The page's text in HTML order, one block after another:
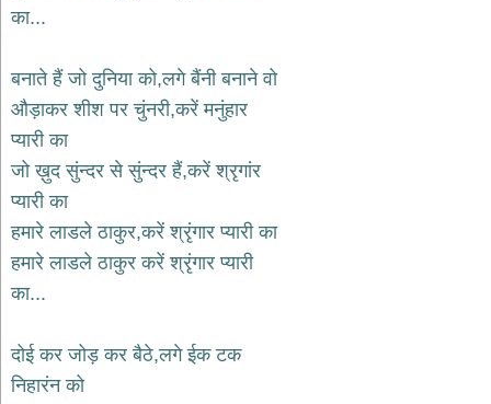
श्याम
khatu
shaym
रानी
दादी
भजन
rani
sati
bhajans
बावा
दयाल
भजन
bawa
का...
बनाते हैं जो दुनिया को,लगे बैंनी बनाने वो
औड़ाकर शीश पर चुंनरी,करें मनुंहार
प्यारी का
जो ख़ुद सुंन्दर से सुंन्दर हैं,करें श्रृगांर
प्यारी का
हमारे लाडले ठाकुर,करें श्रृंगार प्यारी का
हमारे लाडले ठाकुर करें श्रृंगार प्यारी
का...
दोई कर जोड़ कर बैठे,लगे ईक टक
निहारंन को